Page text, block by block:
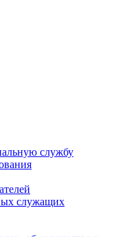
службу
служащих